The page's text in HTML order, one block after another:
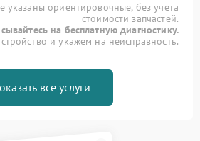
указаны ориентировочные, без учета
стоимости запчастей.
на бесплатную диагностику.
и укажем на неисправность.
все услуги